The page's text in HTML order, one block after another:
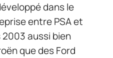
dans le
entre PSA et
2003 aussi bien
que des Ford